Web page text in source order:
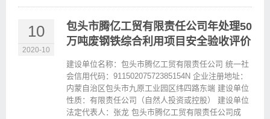
10
2020-10
包头市腾亿工贸有限责任公司年处理50
万吨废钢铁综合利用项目安全验收评价
建设单位名称：包头市腾亿工贸有限责任公司 统一社
会信用代码：91150207572385154N 企业注册地址：
内蒙自治区包头市九原工业园区纬四路东端 建设单位
性质：有限责任公司（自然人投资或控股） 建设单位
法定代表人：张龙 包头市腾亿工贸有限责任公司成